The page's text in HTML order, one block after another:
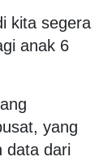
kita segera
anak 6
yang
data dari